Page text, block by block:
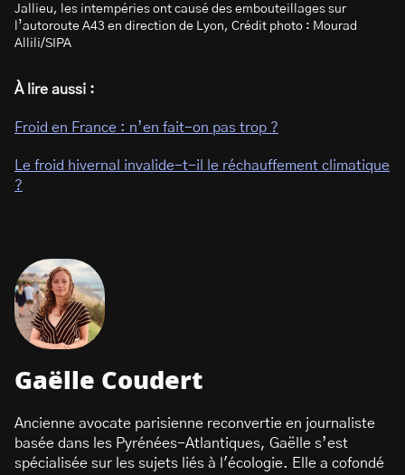
Jallieu, les intempéries ont causé des embouteillages sur
l’autoroute A43 en direction de Lyon, Crédit photo : Mourad
Allili/SIPA
À lire aussi :
Froid en France : n’en fait-on pas trop ?
Le froid hivernal invalide-t-il le réchauffement climatique
?
Gaëlle Coudert
Ancienne avocate parisienne reconvertie en journaliste
basée dans les Pyrénées-Atlantiques, Gaëlle s’est
spécialisée sur les sujets liés à l'écologie. Elle a cofondé